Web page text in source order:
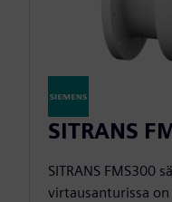
SITRANS
SITRANS FMS300
virtausanturissa